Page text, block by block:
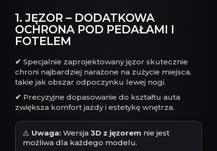
1. JĘZOR – DODATKOWA
OCHRONA POD PEDAŁAMI I
FOTELEM
✔ Specjalnie zaprojektowany jęzor skutecznie
chroni najbardziej narażone na zużycie miejsca,
takie jak obszar odpoczynku lewej nogi.
✔ Precyzyjne dopasowanie do kształtu auta
zwiększa komfort jazdy i estetykę wnętrza.
⚠️ Uwaga: Wersja 3D z jęzorem nie jest
możliwa dla każdego modelu.